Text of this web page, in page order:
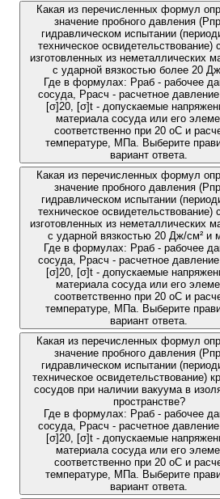
Какая из перечисленных формул
значение пробного давления
гидравлическом испытании
техническое освидетельствование)
изготовленных из неметаллических
с ударной вязкостью более 20
Где в формулах: Рраб - рабочее
сосуда, Ррасч - расчетное давление
[σ]20, [σ]t - допускаемые
материала сосуда или его
соответственно при 20 oС и
температуре, МПа. Выберите
вариант ответа.
Какая из перечисленных формул
значение пробного давления
гидравлическом испытании
техническое освидетельствование)
изготовленных из неметаллических
с ударной вязкостью 20 Дж/см² и
Где в формулах: Рраб - рабочее
сосуда, Ррасч - расчетное давление
[σ]20, [σ]t - допускаемые
материала сосуда или его
соответственно при 20 oС и
температуре, МПа. Выберите
вариант ответа.
Какая из перечисленных формул
значение пробного давления
гидравлическом испытании
техническое освидетельствование)
сосудов при наличии вакуума в
пространстве?
Где в формулах: Рраб - рабочее
сосуда, Ррасч - расчетное давление
[σ]20, [σ]t - допускаемые
материала сосуда или его
соответственно при 20 оС и
температуре, МПа. Выберите
вариант ответа.